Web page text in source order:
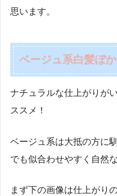
思います。
ベージュ系白髪ぼ
ナチュラルな仕上がりが
ススメ！
ベージュ系は大抵の方に
でも似合わせやすく自然
まず下の画像は仕上がり